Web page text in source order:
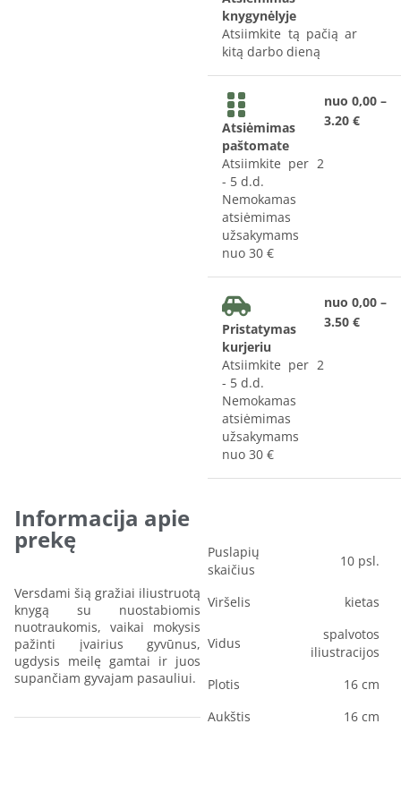
knygynėlyje
Atsiimkite tą pačią ar
kitą darbo dieną
Atsiėmimas
paštomate
Atsiimkite per 2
- 5 d.d.
Nemokamas
atsiėmimas
užsakymams
nuo 30 €
nuo 0,00 –
3.20 €
Pristatymas
kurjeriu
Atsiimkite per 2
- 5 d.d.
Nemokamas
atsiėmimas
užsakymams
nuo 30 €
nuo 0,00 –
3.50 €
Informacija apie
prekę
Versdami šią gražiai iliustruotą
knygą su nuostabiomis
nuotraukomis, vaikai mokysis
pažinti įvairius gyvūnus,
ugdysis meilę gamtai ir juos
supančiam gyvajam pasauliui.
Puslapių
skaičius
10 psl.
Viršelis kietas
Vidus
spalvotos
iliustracijos
Plotis
16 cm
Aukštis
16 cm